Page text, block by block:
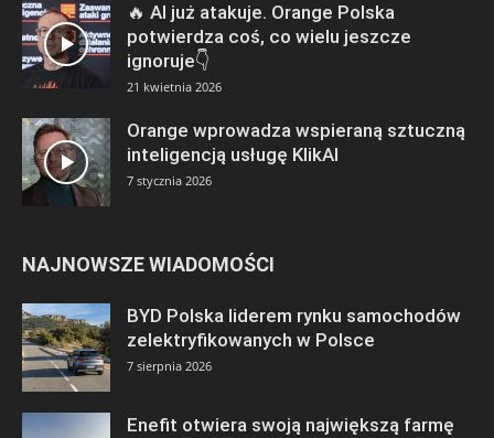
🔥 AI już atakuje. Orange Polska
potwierdza coś, co wielu jeszcze
ignoruje👇
21 kwietnia 2026
Orange wprowadza wspieraną sztuczną
inteligencją usługę KlikAI
7 stycznia 2026
NAJNOWSZE WIADOMOŚCI
BYD Polska liderem rynku samochodów
zelektryfikowanych w Polsce
7 sierpnia 2026
Enefit otwiera swoją największą farmę